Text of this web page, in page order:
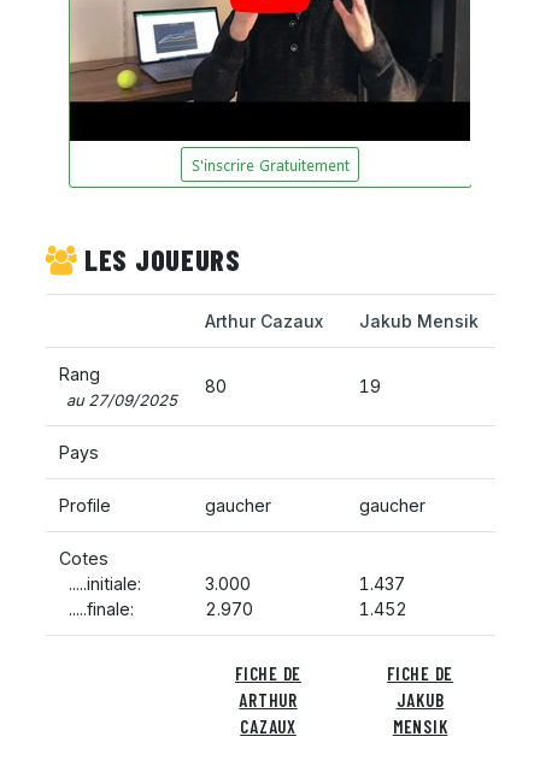
LES JOUEURS
Arthur Cazaux Jakub Mensik
Rang
au 27/09/2025
80 19
Pays
Profile gaucher gaucher
Cotes
.....initiale:
.....finale:
3.000
2.970
1.437
1.452
FICHE DE
ARTHUR
CAZAUX
FICHE DE
JAKUB
MENSIK